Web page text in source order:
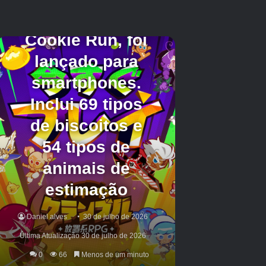
[nivel encantamento]
Encanta o item atualmente equipado pelo
jogador com o encantamento escolhido. Ideal
para fortalecer ferramentas, armas e
armaduras.
Ajustando a Experiência
/experience <add/set> <jogador>
<quantidade> <pontos/níveis>
Adiciona ou define a quantidade de experiência
de um jogador. Útil para acelerar o progresso
no jogo.